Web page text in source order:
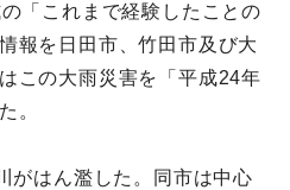
「これまで経験したことの
報を日田市、竹田市及び大
この大雨災害を「平成24年
。
がはん濫した。同市は中心